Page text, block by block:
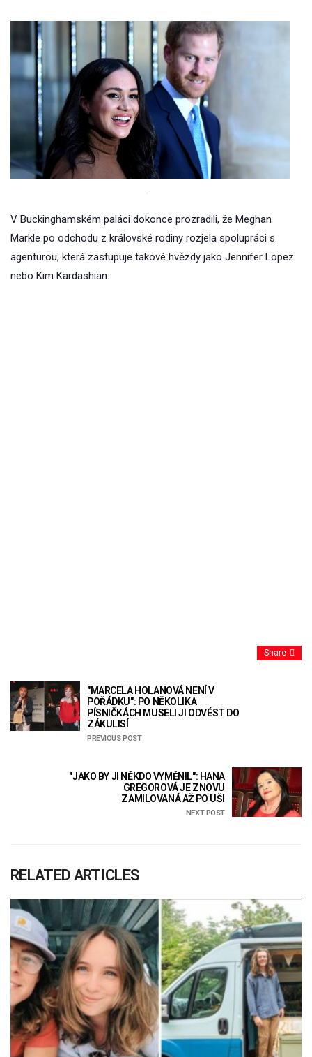
.
V Buckinghamském paláci dokonce prozradili, že Meghan
Markle po odchodu z královské rodiny rozjela spolupráci s
agenturou, která zastupuje takové hvězdy jako Jennifer Lopez
nebo Kim Kardashian.
Share
"MARCELA HOLANOVÁ NENÍ V
POŘÁDKU": PO NĚKOLIKA
PÍSNIČKÁCH MUSELI JI ODVÉST DO
ZÁKULISÍ
PREVIOUS POST
"JAKO BY JI NĚKDO VYMĚNIL": HANA
GREGOROVÁ JE ZNOVU
ZAMILOVANÁ AŽ PO UŠI
NEXT POST
RELATED ARTICLES